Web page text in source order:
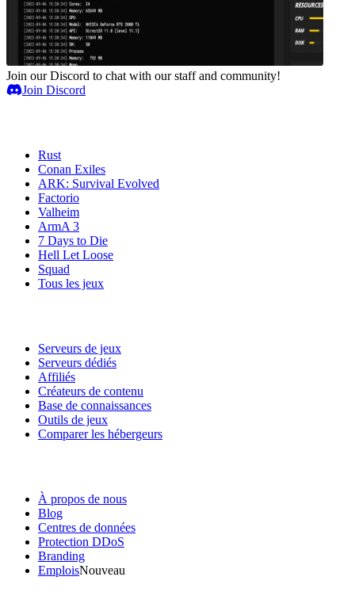
Join our Discord to chat with our staff and community!
Join Discord
Rust
Conan Exiles
ARK: Survival Evolved
Factorio
Valheim
ArmA 3
7 Days to Die
Hell Let Loose
Squad
Tous les jeux
Serveurs de jeux
Serveurs dédiés
Affiliés
Créateurs de contenu
Base de connaissances
Outils de jeux
Comparer les hébergeurs
À propos de nous
Blog
Centres de données
Protection DDoS
Branding
EmploisNouveau